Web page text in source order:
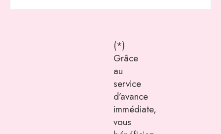
(*)
Grâce
au
service
d’avance
immédiate,
vous